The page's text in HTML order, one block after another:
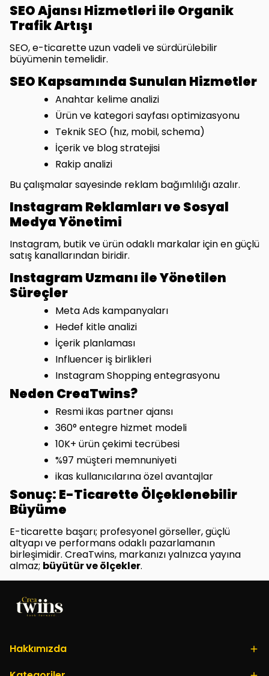
SEO Ajansı Hizmetleri ile Organik
Trafik Artışı
SEO, e-ticarette uzun vadeli ve sürdürülebilir
büyümenin temelidir.
SEO Kapsamında Sunulan Hizmetler
Anahtar kelime analizi
Ürün ve kategori sayfası optimizasyonu
Teknik SEO (hız, mobil, schema)
İçerik ve blog stratejisi
Rakip analizi
Bu çalışmalar sayesinde reklam bağımlılığı azalır.
Instagram Reklamları ve Sosyal
Medya Yönetimi
Instagram, butik ve ürün odaklı markalar için en güçlü
satış kanallarından biridir.
Instagram Uzmanı ile Yönetilen
Süreçler
Meta Ads kampanyaları
Hedef kitle analizi
İçerik planlaması
Influencer iş birlikleri
Instagram Shopping entegrasyonu
Neden CreaTwins?
Resmi ikas partner ajansı
360° entegre hizmet modeli
10K+ ürün çekimi tecrübesi
%97 müşteri memnuniyeti
ikas kullanıcılarına özel avantajlar
Sonuç: E-Ticarette Ölçeklenebilir
Büyüme
E-ticarette başarı; profesyonel görseller, güçlü
altyapı ve performans odaklı pazarlamanın
birleşimidir. CreaTwins, markanızı yalnızca yayına
almaz; büyütür ve ölçekler.
Hakkımızda